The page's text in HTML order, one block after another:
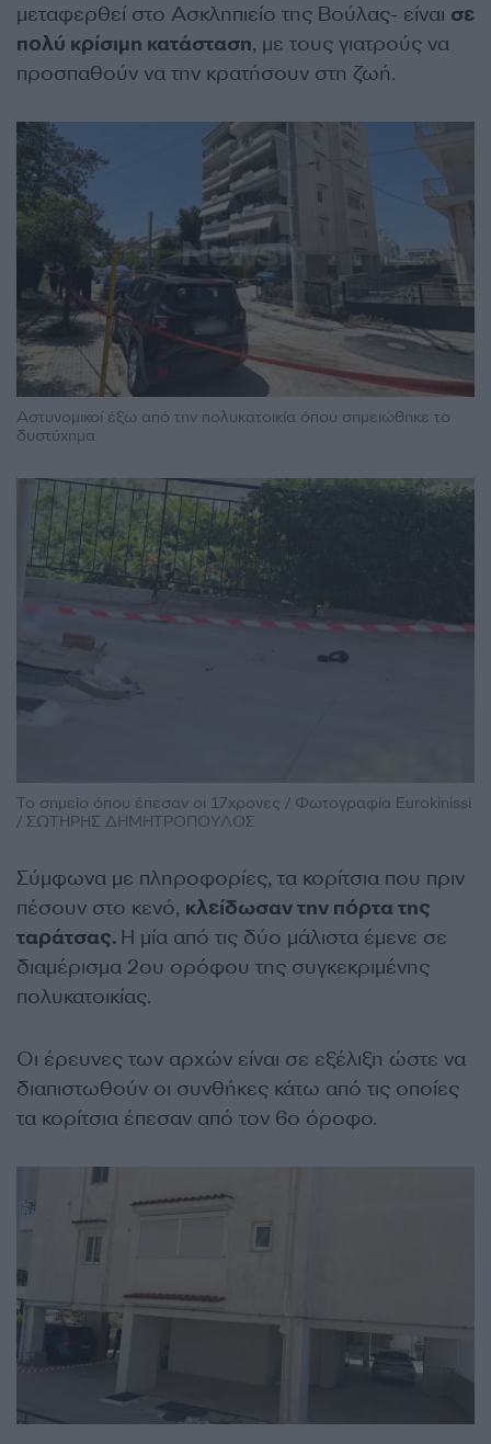
μεταφερθεί στο Ασκληπιείο της Βούλας- είναι σε
πολύ κρίσιμη κατάσταση, με τους γιατρούς να
προσπαθούν να την κρατήσουν στη ζωή.
Αστυνομικοί έξω από την πολυκατοικία όπου σημειώθηκε το
δυστύχημα
Το σημείο όπου έπεσαν οι 17χρονες / Φωτογραφία Eurokinissi
/ ΣΩΤΗΡΗΣ ΔΗΜΗΤΡΟΠΟΥΛΟΣ
Σύμφωνα με πληροφορίες, τα κορίτσια που πριν
πέσουν στο κενό, κλείδωσαν την πόρτα της
ταράτσας. Η μία από τις δύο μάλιστα έμενε σε
διαμέρισμα 2ου ορόφου της συγκεκριμένης
πολυκατοικίας.
Οι έρευνες των αρχών είναι σε εξέλιξη ώστε να
διαπιστωθούν οι συνθήκες κάτω από τις οποίες
τα κορίτσια έπεσαν από τον 6ο όροφο.